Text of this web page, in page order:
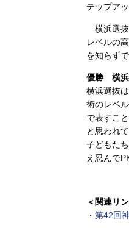
テップア
横浜選抜
レベルの
を知らず
優勝 横浜
横浜選抜
術のレベ
で表すこ
と思われ
子どもた
え忍んで
＜関連リ
・ 第42回